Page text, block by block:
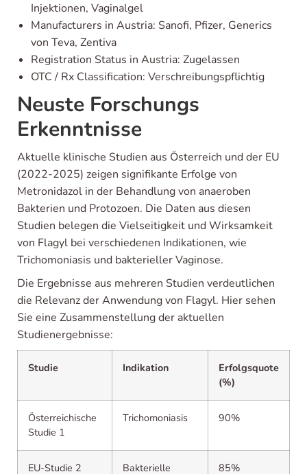
Injektionen, Vaginalgel
Manufacturers in Austria: Sanofi, Pfizer, Generics
von Teva, Zentiva
Registration Status in Austria: Zugelassen
OTC / Rx Classification: Verschreibungspflichtig
Neuste Forschungs
Erkenntnisse
Aktuelle klinische Studien aus Österreich und der EU
(2022-2025) zeigen signifikante Erfolge von
Metronidazol in der Behandlung von anaeroben
Bakterien und Protozoen. Die Daten aus diesen
Studien belegen die Vielseitigkeit und Wirksamkeit
von Flagyl bei verschiedenen Indikationen, wie
Trichomoniasis und bakterieller Vaginose.
Die Ergebnisse aus mehreren Studien verdeutlichen
die Relevanz der Anwendung von Flagyl. Hier sehen
Sie eine Zusammenstellung der aktuellen
Studienergebnisse:
Studie Indikation
Erfolgsquote
(%)
Österreichische
Studie 1
Trichomoniasis 90%
EU-Studie 2 Bakterielle 85%